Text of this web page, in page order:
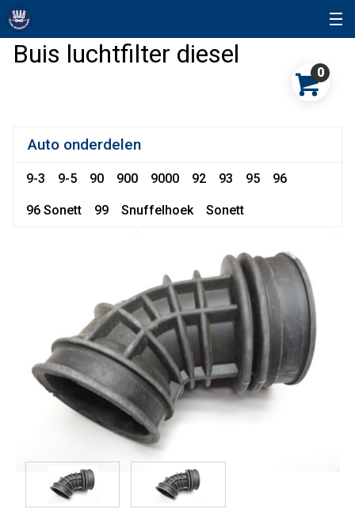
Buis luchtfilter diesel
0
Auto onderdelen
9-3 9-5 90 900 9000 92 93 95 96
96 Sonett 99 Snuffelhoek Sonett